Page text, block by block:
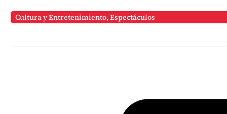
Cultura y Entretenimiento,Espectáculos